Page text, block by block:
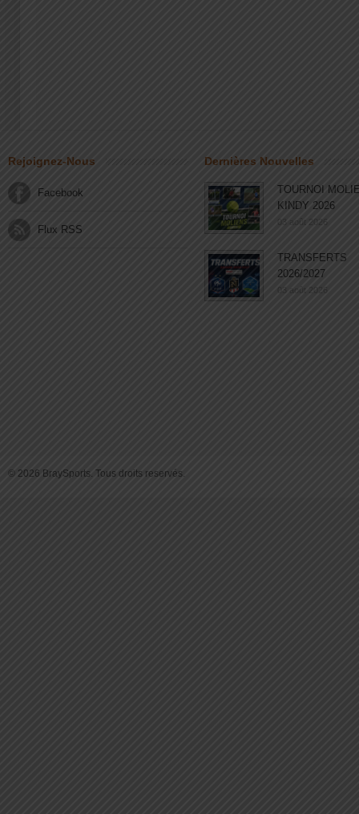
Rejoignez-Nous
Facebook
Flux RSS
Dernières Nouvelles
TOURNOI
KINDY 2026
03 août 2026
TRANSFERTS
2026/2027
03 août 2026
© 2026 BraySports. Tous droits reservés.